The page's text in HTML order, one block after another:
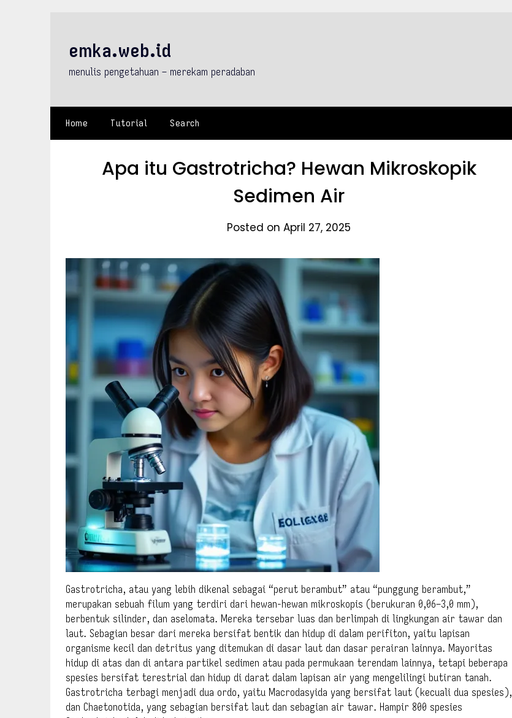
emka.web.id
menulis pengetahuan – merekam peradaban
Home Tutorial Search
Apa itu Gastrotricha? Hewan Mikroskopik
Sedimen Air
Posted on April 27, 2025
Gastrotricha, atau yang lebih dikenal sebagai “perut berambut” atau “punggung berambut,”
merupakan sebuah filum yang terdiri dari hewan-hewan mikroskopis (berukuran 0,06–3,0 mm),
berbentuk silinder, dan aselomata. Mereka tersebar luas dan berlimpah di lingkungan air tawar dan
laut. Sebagian besar dari mereka bersifat bentik dan hidup di dalam perifiton, yaitu lapisan
organisme kecil dan detritus yang ditemukan di dasar laut dan dasar perairan lainnya. Mayoritas
hidup di atas dan di antara partikel sedimen atau pada permukaan terendam lainnya, tetapi beberapa
spesies bersifat terestrial dan hidup di darat dalam lapisan air yang mengelilingi butiran tanah.
Gastrotricha terbagi menjadi dua ordo, yaitu Macrodasyida yang bersifat laut (kecuali dua spesies),
dan Chaetonotida, yang sebagian bersifat laut dan sebagian air tawar. Hampir 800 spesies